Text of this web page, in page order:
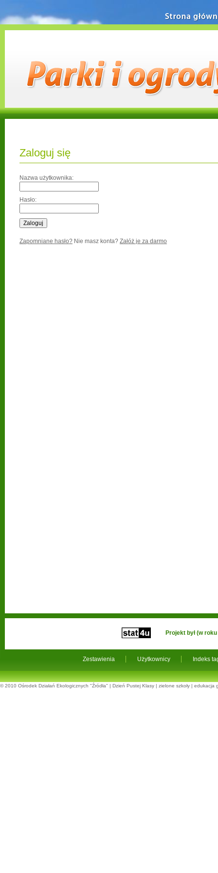
Zaloguj się
Nazwa użytkownika:
Hasło:
Zapomniane hasło? Nie masz konta? Załóż je za darmo
Strona główna
Zestawienia Użytkownicy Indeks
Projekt był (w
© 2010 Ośrodek Działań Ekologicznych "Źródła" | Dzień Pustej Klasy | zielone szkoły | edukacja